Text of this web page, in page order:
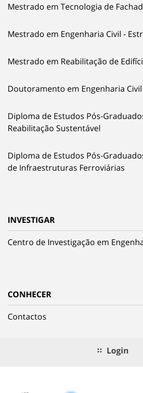
Mestrado em Tecnologia de
Mestrado em Engenharia Civil -
Mestrado em Reabilitação de
Doutoramento em Engenharia Civil
Diploma de Estudos Pós-
Reabilitação Sustentável
Diploma de Estudos Pós-
de Infraestruturas Ferroviárias
INVESTIGAR
Centro de Investigação em
CONHECER
Contactos
Login